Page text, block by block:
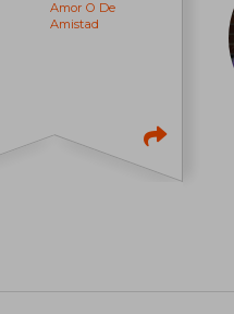
Amor O De
Amistad